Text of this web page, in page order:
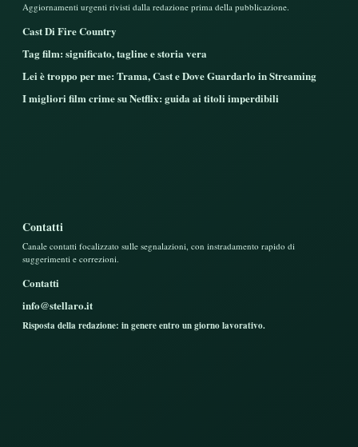
Aggiornamenti urgenti rivisti dalla redazione prima della pubblicazione.
Cast Di Fire Country
Tag film: significato, tagline e storia vera
Lei è troppo per me: Trama, Cast e Dove Guardarlo in Streaming
I migliori film crime su Netflix: guida ai titoli imperdibili
Contatti
Canale contatti focalizzato sulle segnalazioni, con instradamento rapido di
suggerimenti e correzioni.
Contatti
info@stellaro.it
Risposta della redazione: in genere entro un giorno lavorativo.